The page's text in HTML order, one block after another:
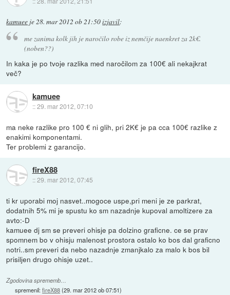
kamuee je 28. mar 2012 ob 21:50izjavil:
me zanima kolk jih je naročilo robe iz nemčije naenkret za 2k€.
(noben??)
In kaka je po tvoje razlika med naročilom za 100€ ali nekajkrat
več?
kamuee
::29. mar 2012, 07:10
ma neke razlike pro 100 € ni glih, pri 2K€ je pa cca 100€ razlike z
enakimi komponentami.
Ter problemi z garancijo.
fireX88
::29. mar 2012, 07:45
ti kr uporabi moj nasvet..mogoce uspe,pri meni je ze parkrat,
dodatnih 5% mi je spustu ko sm nazadnje kupoval amoltizere za
avto:-D
kamuee dj sm se preveri ohisje pa dolzino graficne. ce se prav
spomnem bo v ohisju malenost prostora ostalo ko bos dal graficno
notri..sm preveri da nebo nazadnje zmanjkalo za malo k bos bil
prisiljen drugo ohisje uzet..
Zgodovina sprememb…
spremenil:fireX88(29. mar 2012 ob 07:51)